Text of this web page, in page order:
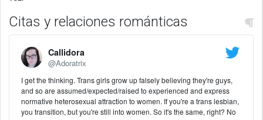
Citas y relaciones románticas
Callidora
@Adoratrix
I get the thinking. Trans girls grow up falsely believing they're guys,
and so are assumed/expected/raised to experienced and express
normative heterosexual attraction to women. If you're a trans lesbian,
you transition, but you're still into women. So it's the same, right? No